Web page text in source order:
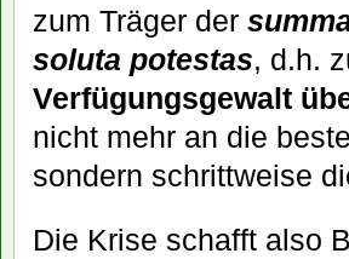
zum Träger der
soluta potestas, d.h.
Verfügungsgewalt
nicht mehr an die
sondern schrittweise
Die Krise schafft also